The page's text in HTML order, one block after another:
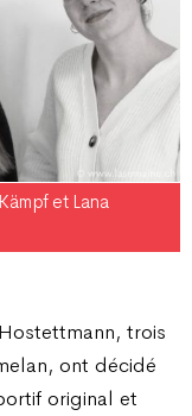
et Lana
trois
ont décidé
original et